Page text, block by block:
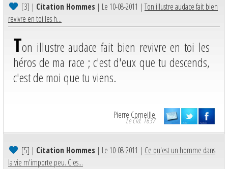
[3] | Citation Hommes | Le 10-08-2011 |Ton illustre audace fait bien
revivre en toi les h...
Ton illustre audace fait bien revivre en toi les
héros de ma race ; c'est d'eux que tu descends,
c'est de moi que tu viens.
Pierre Corneille
Le Cid. 1637
[5] | Citation Hommes | Le 10-08-2011 | Ce qu'est un homme dans
la vie m'importe peu. C'es...